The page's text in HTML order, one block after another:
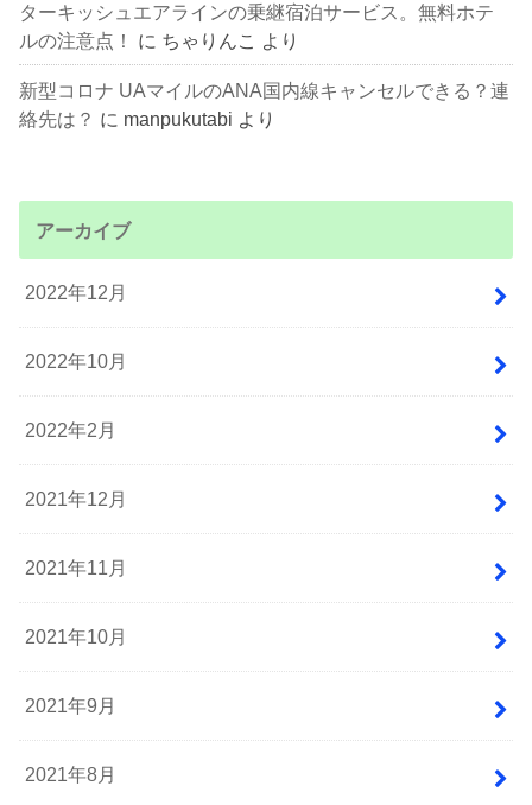
ターキッシュエアラインの乗継宿泊サービス。無料ホテ
ルの注意点！
に ちゃりんこ より
新型コロナ UAマイルのANA国内線キャンセルできる？連
絡先は？ に manpukutabi より
アーカイブ
2022年12月
2022年10月
2022年2月
2021年12月
2021年11月
2021年10月
2021年9月
2021年8月